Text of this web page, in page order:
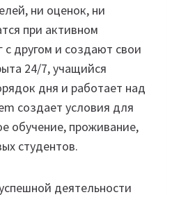
ни оценок, ни
при активном
другом и создают свои
24/7, учащийся
дня и работает над
создает условия для
обучение, проживание,
студентов.
деятельности